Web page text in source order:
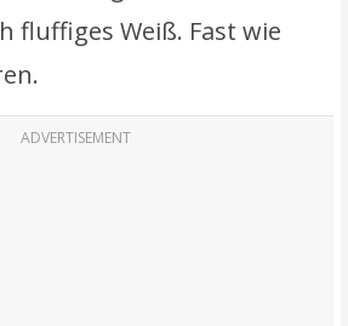
fluffiges Weiß. Fast wie
ADVERTISEMENT